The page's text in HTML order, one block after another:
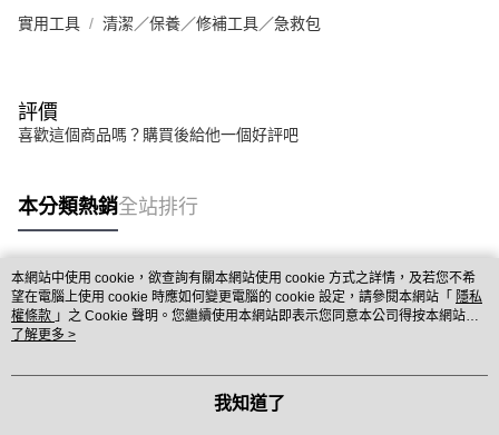
實用工具 清潔／保養／修補工具／急救包
評價
喜歡這個商品嗎？購買後給他一個好評吧
本分類熱銷全站排行
熱門標籤
本網站中使用 cookie，欲查詢有關本網站使用 cookie 方式之詳情，及若您不希
望在電腦上使用 cookie 時應如何變更電腦的 cookie 設定，請參閱本網站「 隱私
權條款 」之 Cookie 聲明。您繼續使用本網站即表示您同意本公司得按本網站使
用條款之 Cookie 聲明使用 cookie。
了解更多 >
我知道了